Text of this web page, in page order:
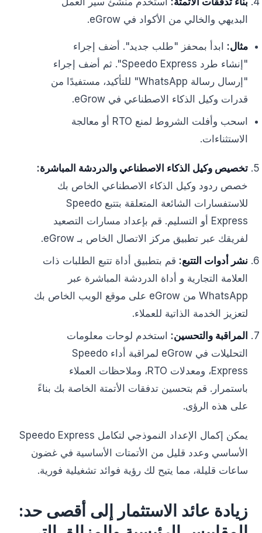
البديهي والخالي من الأكواد في eGrow.
مثال: ابدأ بمحفز "طلب جديد". أضف إجراء
"إنشاء طرد Speedo Express". ثم أضف إجراء
"إرسال رسالة WhatsApp" للتأكيد، مستفيدًا من
قدرات وكيل الذكاء الاصطناعي في eGrow.
اسحب وأفلت الشروط لمنع RTO أو معالجة
الاستثناءات.
تخصيص وكيل الذكاء الاصطناعي والدردشة المباشرة:
خصص ردود وكيل الذكاء الاصطناعي الخاص بك
للاستفسارات الشائعة المتعلقة بتتبع Speedo
Express أو التسليم. قم بإعداد مسارات التصعيد
لفريقك عبر تطبيق مركز الاتصال الخاص بـ eGrow.
نشر أدوات التتبع: قم بتطبيق أداة تتبع الطلبات ذات
العلامة التجارية و أداة الدردشة المباشرة عبر
WhatsApp من eGrow على موقع الويب الخاص بك
لتعزيز الخدمة الذاتية للعملاء.
المراقبة والتحسين: استخدم لوحات معلومات
التحليلات في eGrow لمراقبة أداء Speedo
Express، ومعدلات RTO، وملاحظات العملاء
باستمرار. قم بتحسين تدفقات الأتمتة الخاصة بك بناءً
على هذه الرؤى.
يمكن إكمال الإعداد النموذجي لتكامل Speedo Express
الأساسي وعدد قليل من الأتمتات الأساسية في غضون
ساعات قليلة، مما يتيح لك رؤية فوائد تشغيلية فورية.
زيادة عائد الاستثمار إلى أقصى حد: